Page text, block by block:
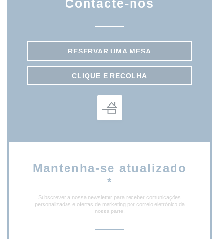
Contacte-nos
RESERVAR UMA MESA
CLIQUE E RECOLHA
Mantenha-se atualizado
*
Subscrever a nossa newsletter para receber comunicações
personalizadas e ofertas de marketing por correio eletrónico da
nossa parte.